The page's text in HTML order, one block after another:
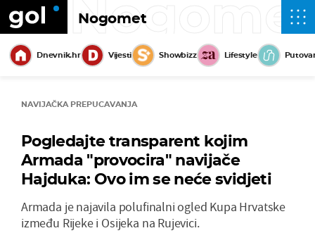
Nogomet
Dnevnik.hr Vijesti Showbizz Lifestyle
NAVIJAČKA PREPUCAVANJA
Pogledajte transparent kojim
Armada "provocira" navijače
Hajduka: Ovo im se neće svidjeti
Armada je najavila polufinalni ogled Kupa Hrvatske
između Rijeke i Osijeka na Rujevici.